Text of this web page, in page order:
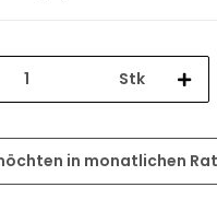
Stk
in monatlichen